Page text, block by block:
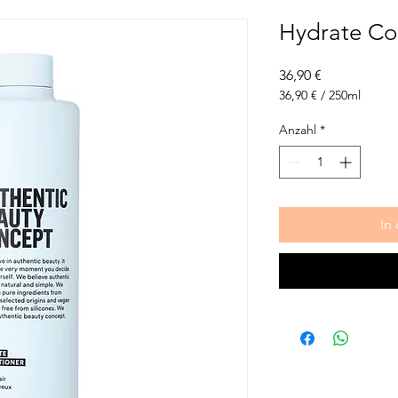
Hydrate
36,90 €
36,90 € / 250ml
pro
250
Milliliter
Anzahl *
In